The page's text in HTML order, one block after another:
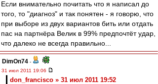
Если внимательно почитать что я написал до
того, то "диагноз" и так понятен - я говорю, что
при выборе из двух вариантов бить или отдать
пас на партнёра Велик в 99% предпочтёт удар,
что далеко не всегда правильно...
DimOn74 -
31 июл 2011 19:06
don_francisco » 31 июл 2011 19:52